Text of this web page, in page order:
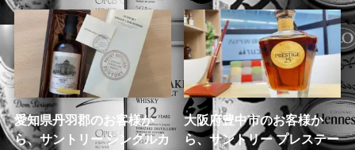
愛知県丹羽郡のお客様か
ら、サントリー シングルカ
大阪府豊中市のお客様か
ら、サントリー プレステー